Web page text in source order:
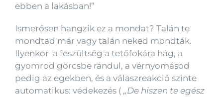
ebben a lakásban!”
Ismerősen hangzik ez a mondat? Talán te
mondtad már vagy talán neked mondták.
Ilyenkor a feszültség a tetőfokára hág, a
gyomrod görcsbe rándul, a vérnyomásod
pedig az egekben, és a válaszreakció szinte
automatikus: védekezés ( „De hiszen te egész